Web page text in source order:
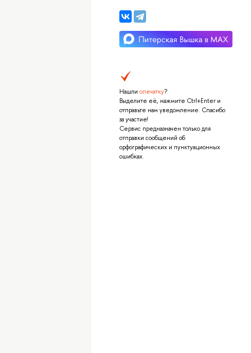
Нашли опечатку?
Выделите её, нажмите Ctrl+Enter и
отправьте нам уведомление. Спасибо
за участие!
Сервис предназначен только для
отправки сообщений об
орфографических и пунктуационных
ошибках.